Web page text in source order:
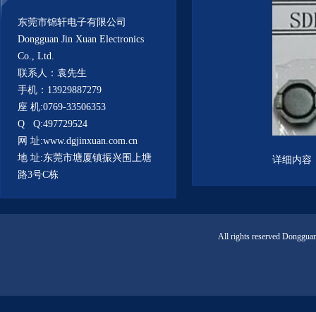
东莞市锦轩电子有限公司
Dongguan Jin Xuan Electronics
Co., Ltd.
联系人：袁先生
手机：13929887279
座 机:0769-33506353
Q Q:497729524
网 址:www.dgjinxuan.com.cn
地 址:东莞市塘厦镇振兴围上塘
路3号C栋
详细内容
All rights reserved